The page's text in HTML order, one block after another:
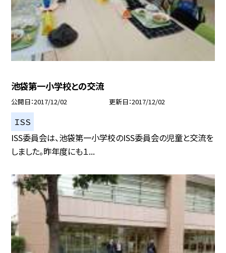
池袋第一小学校との交流
公開日 2017/12/02 更新日 2017/12/02
ＩＳＳ
ISS委員会は、池袋第一小学校のISS委員会の児童と交流を
しました。昨年度にも１...